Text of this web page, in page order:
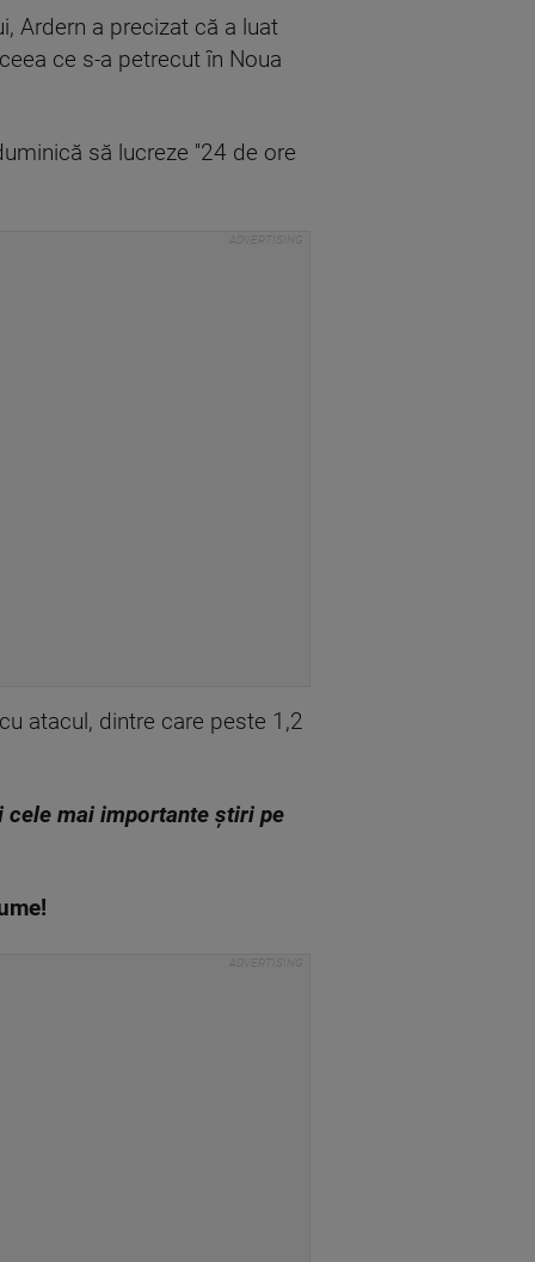
Ardern a precizat că a luat
ce s-a petrecut în Noua
să lucreze ''24 de ore
atacul, dintre care peste 1,2
mai importante știri pe